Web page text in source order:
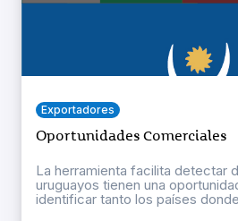
Exportadores
Oportunidades Comerciales
La herramienta facilita detectar
uruguayos tienen una
identificar tanto los países